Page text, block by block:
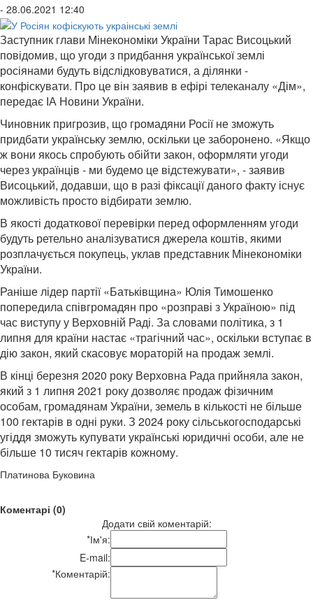
- 28.06.2021 12:40
Заступник глави Мінекономіки України Тарас Висоцький
повідомив, що угоди з придбання української землі
росіянами будуть відслідковуватися, а ділянки -
конфіскувати. Про це він заявив в ефірі телеканалу «Дім»,
передає ІА Новини України.
Чиновник пригрозив, що громадяни Росії не зможуть
придбати українську землю, оскільки це заборонено. «Якщо
ж вони якось спробують обійти закон, оформляти угоди
через українців - ми будемо це відстежувати», - заявив
Висоцький, додавши, що в разі фіксації даного факту існує
можливість просто відбирати землю.
В якості додаткової перевірки перед оформленням угоди
будуть ретельно аналізуватися джерела коштів, якими
розплачується покупець, уклав представник Мінекономіки
України.
Раніше лідер партії «Батьківщина» Юлія Тимошенко
попередила співгромадян про «розправі з Україною» під
час виступу у Верховній Раді. За словами політика, з 1
липня для країни настає «трагічний час», оскільки вступає в
дію закон, який скасовує мораторій на продаж землі.
В кінці березня 2020 року Верховна Рада прийняла закон,
який з 1 липня 2021 року дозволяє продаж фізичним
особам, громадянам України, земель в кількості не більше
100 гектарів в одні руки. З 2024 року сільськогосподарські
угіддя зможуть купувати українські юридичні особи, але не
більше 10 тисяч гектарів кожному.
Платинова Буковина
Коментарі (0)
Додати свій коментарій:
*Ім'я:
E-mail:
*Коментарій: